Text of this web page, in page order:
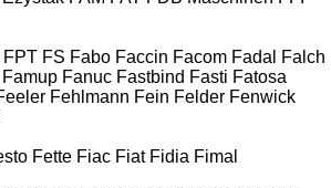
FPT FS Fabo Faccin Facom Fadal
Falch
Famup Fanuc Fastbind Fasti Fatosa
Fehlmann Fein Felder Fenwick
Fette Fiac Fiat Fidia Fimal